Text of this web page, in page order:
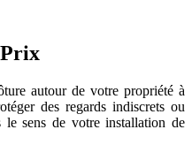
autour de votre propriété à
des regards indiscrets ou
sens de votre installation de